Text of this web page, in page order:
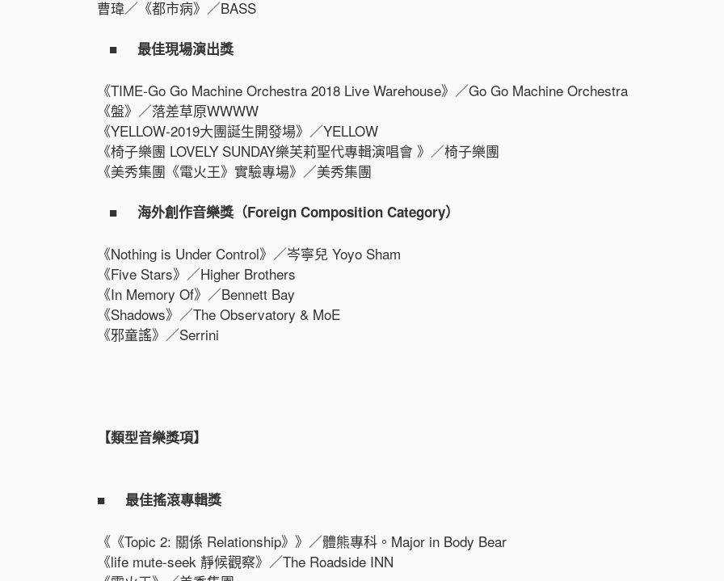
曹瑋／《都市病》／BASS
■ 最佳現場演出獎
《TIME-Go Go Machine Orchestra 2018 Live Warehouse》／Go Go Machine Orchestra
《盤》／落差草原WWWW
《YELLOW-2019大團誕生開發場》／YELLOW
《椅子樂團 LOVELY SUNDAY樂芙莉聖代專輯演唱會 》／椅子樂團
《美秀集團《電火王》實驗專場》／美秀集團
■ 海外創作音樂獎（Foreign Composition Category）
《Nothing is Under Control》／岑寧兒 Yoyo Sham
《Five Stars》／Higher Brothers
《In Memory Of》／Bennett Bay
《Shadows》／The Observatory & MoE
《邪童謠》／Serrini
【類型音樂獎項】
■ 最佳搖滾專輯獎
《《Topic 2: 關係 Relationship》》／體熊專科。Major in Body Bear
《life mute-seek 靜候觀察》／The Roadside INN